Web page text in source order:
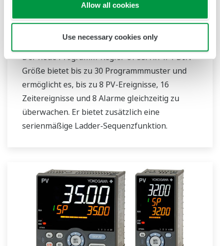
Allow all cookies
Use necessary cookies only
Der neue Programm-Regler UP55A in 1/4-DIN-
Größe bietet bis zu 30 Programmmuster und
ermöglicht es, bis zu 8 PV-Ereignisse, 16
Zeitereignisse und 8 Alarme gleichzeitig zu
überwachen. Er bietet zusätzlich eine
serienmäßige Ladder-Sequenzfunktion.